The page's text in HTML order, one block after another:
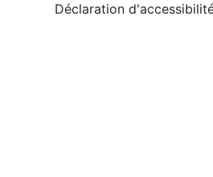
Déclaration